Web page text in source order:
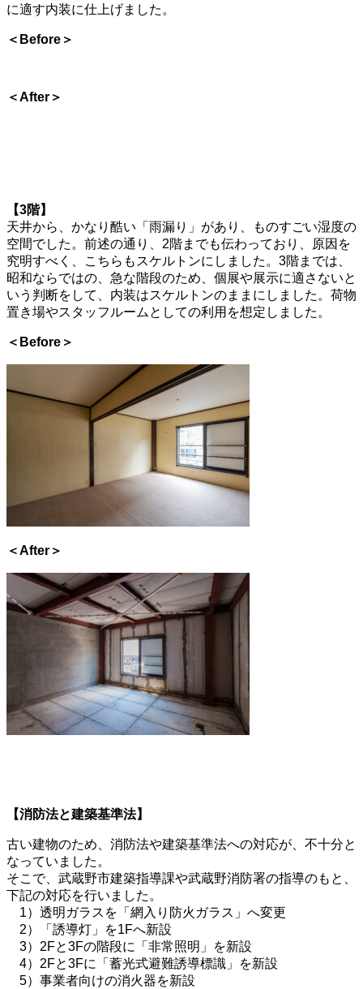
に適す内装に仕上げました。
＜Before＞
＜After＞
【3階】
天井から、かなり酷い「雨漏り」があり、ものすごい湿度の
空間でした。前述の通り、2階までも伝わっており、原因を
究明すべく、こちらもスケルトンにしました。3階までは、
昭和ならではの、急な階段のため、個展や展示に適さないと
いう判断をして、内装はスケルトンのままにしました。荷物
置き場やスタッフルームとしての利用を想定しました。
＜Before＞
＜After＞
【消防法と建築基準法】
古い建物のため、消防法や建築基準法への対応が、不十分と
なっていました。
そこで、武蔵野市建築指導課や武蔵野消防署の指導のもと、
下記の対応を行いました。
1）透明ガラスを「網入り防火ガラス」へ変更
2）「誘導灯」を1Fへ新設
3）2Fと3Fの階段に「非常照明」を新設
4）2Fと3Fに「蓄光式避難誘導標識」を新設
5）事業者向けの消火器を新設